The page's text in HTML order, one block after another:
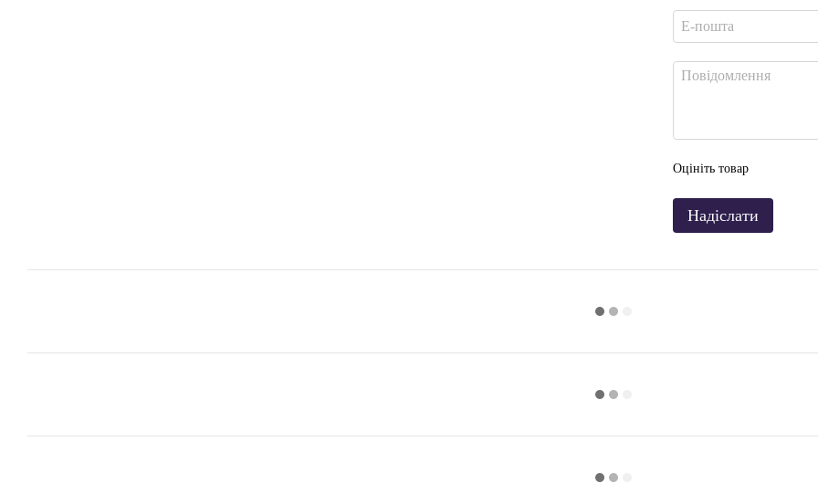
Оцініть товар
Надіслати